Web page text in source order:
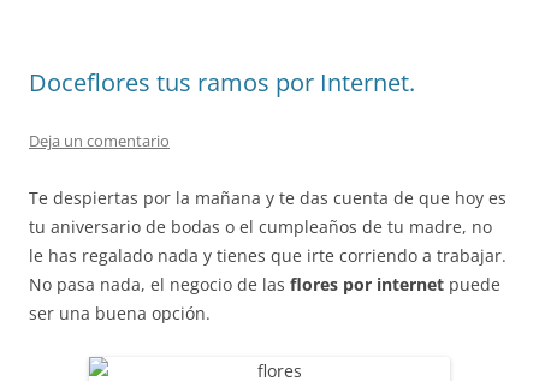
Doceflores tus ramos por Internet.
Deja un comentario
Te despiertas por la mañana y te das cuenta de que hoy es
tu aniversario de bodas o el cumpleaños de tu madre, no
le has regalado nada y tienes que irte corriendo a trabajar.
No pasa nada, el negocio de las flores por internet puede
ser una buena opción.